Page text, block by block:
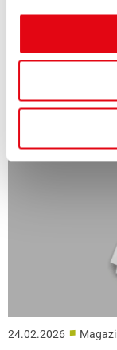
Dans le dernier
en détail le thème
24.02.2026 ■